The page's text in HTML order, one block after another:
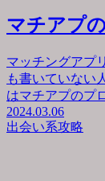
マチアプ
マッチングアプ
も書いていない
はマチアプのプ
2024.03.06
出会い系攻略